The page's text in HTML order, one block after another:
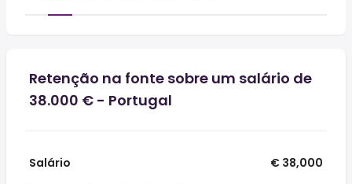
Retenção na fonte sobre um salário de
38.000 € - Portugal
Salário
€ 38,000